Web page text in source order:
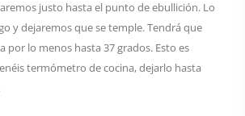
justo hasta el punto de ebullición. Lo
y dejaremos que se temple. Tendrá que
por lo menos hasta 37 grados. Esto es
termómetro de cocina, dejarlo hasta